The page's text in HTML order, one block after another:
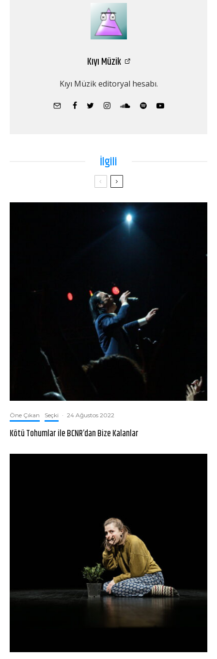
Kıyı Müzik
Kıyı Müzik editoryal hesabı.
İlgili
Öne Çıkan Seçki · 24 Ağustos 2022
Kötü Tohumlar ile BCNR’dan Bize Kalanlar